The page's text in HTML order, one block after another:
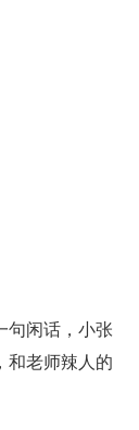
句闲话，小张
和老师辣人的